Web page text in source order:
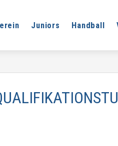
Juniors Handball